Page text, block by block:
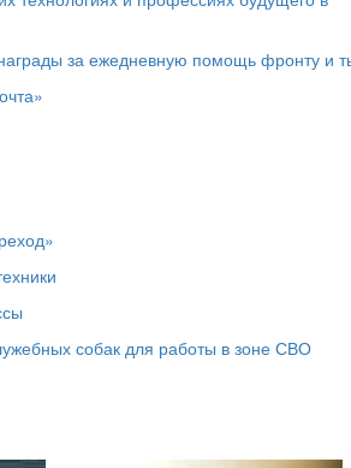
за ежедневную помощь фронту и
собак для работы в зоне СВО